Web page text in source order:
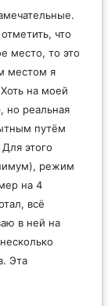
что
место, то это
местом я
на моей
но реальная
путём
этого
режим
на 4
всё
в ней на
Эта